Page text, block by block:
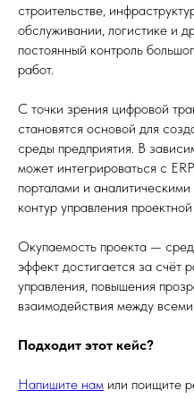
строительстве,
обслуживании, логистике и
постоянный контроль
работ.
С точки зрения цифровой
становятся основой для
среды предприятия. В
может интегрироваться с
порталами и
контур управления
Окупаемость проекта —
эффект достигается за счёт
управления, повышения
взаимодействия между
Подходит этот кейс?
Напишите нам или поищите